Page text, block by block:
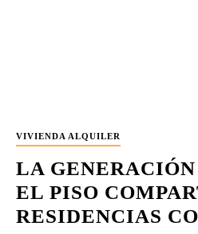
VIVIENDA ALQUILER
LA
EL PISO
RESIDENCIAS